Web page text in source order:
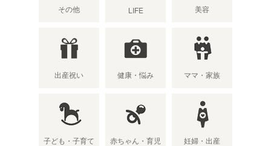
その他 LIFE 美容
出産祝い 健康・悩み ママ・家族
子ども・子育て 赤ちゃん・育児 妊婦・出産